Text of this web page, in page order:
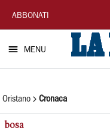
La
Nuova
Sardegna
ABBONATI
MENU
Oristano Cronaca
bosa